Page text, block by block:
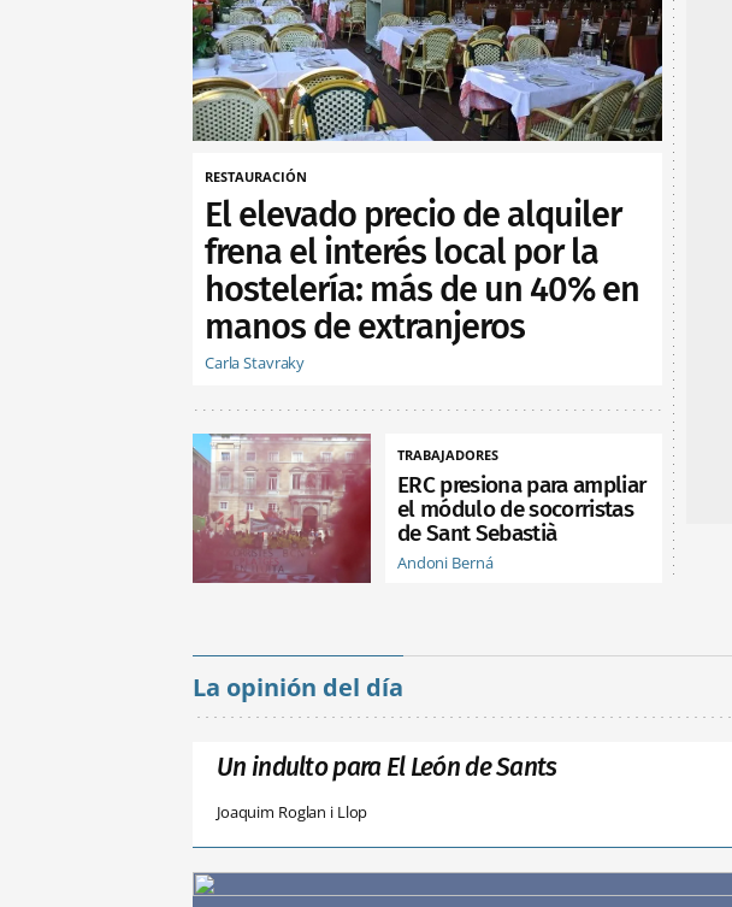
RESTAURACIÓN
El elevado precio de alquiler
frena el interés local por la
hostelería: más de un 40% en
manos de extranjeros
Carla Stavraky
TRABAJADORES
ERC presiona para ampliar
el módulo de socorristas
de Sant Sebastià
Andoni Berná
La opinión del día
Un indulto para El León de Sants
Joaquim Roglan i Llop